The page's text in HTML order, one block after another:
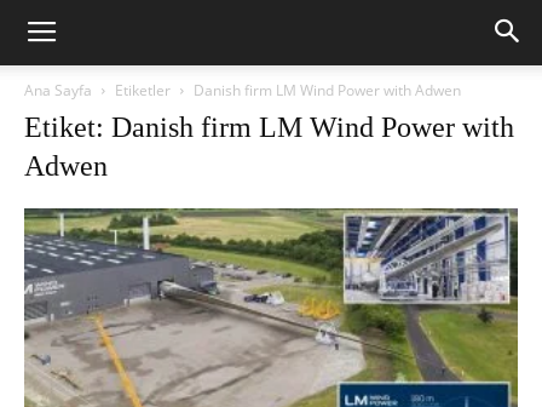
Ana Sayfa Etiketler Danish firm LM Wind Power with Adwen
Etiket: Danish firm LM Wind Power with
Adwen